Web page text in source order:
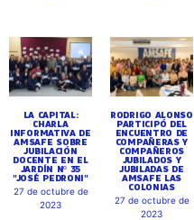
LA CAPITAL:
CHARLA
INFORMATIVA DE
AMSAFE SOBRE
JUBILACIÓN
DOCENTE EN EL
JARDÍN Nº 35
"JOSÉ PEDRONI"
27 de octubre de
2023
RODRIGO ALONSO
PARTICIPÓ DEL
ENCUENTRO DE
COMPAÑERAS Y
COMPAÑEROS
JUBILADOS Y
JUBILADAS DE
AMSAFE LAS
COLONIAS
27 de octubre de
2023